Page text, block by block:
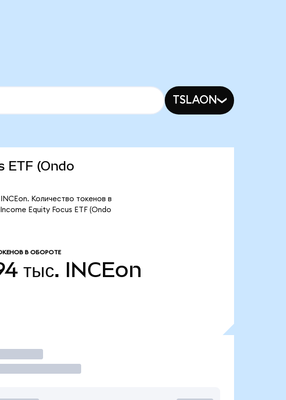
TSLAON
ETF (Ondo
Количество токенов в
Equity Focus ETF (Ondo
В ОБОРОТЕ
тыс. INCEon